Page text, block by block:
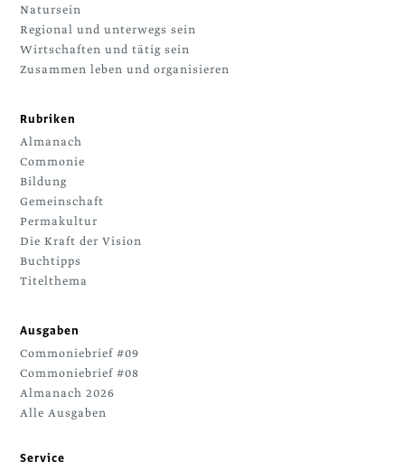
Natursein
Regional und unterwegs sein
Wirtschaften und tätig sein
Zusammen leben und organisieren
Rubriken
Almanach
Commonie
Bildung
Gemeinschaft
Permakultur
Die Kraft der Vision
Buchtipps
Titelthema
Ausgaben
Commoniebrief #09
Commoniebrief #08
Almanach 2026
Alle Ausgaben
Service